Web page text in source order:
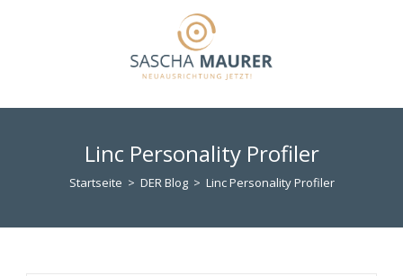
Linc Personality Profiler
Startseite > DER Blog > Linc Personality Profiler